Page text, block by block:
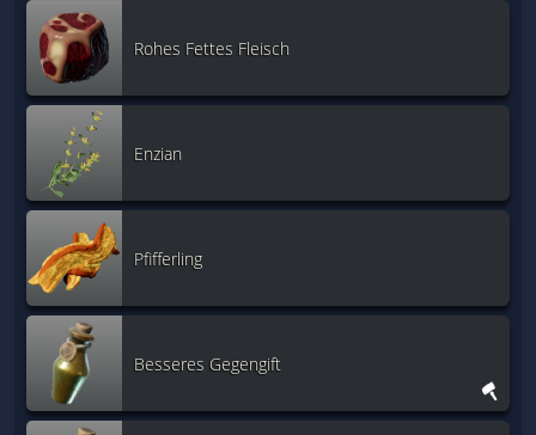
Rohes Fettes Fleisch
Enzian
Pfifferling
Besseres Gegengift